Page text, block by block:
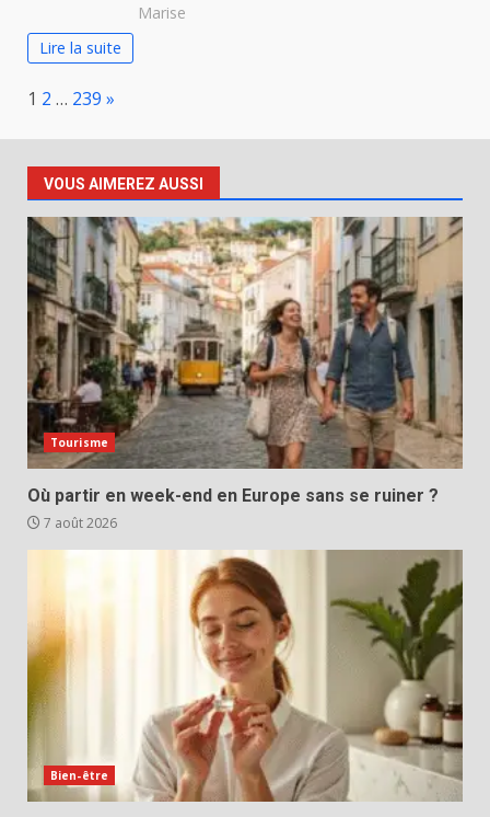
Marise
Lire la suite
Page:
1 2 … 239 Next
»
VOUS AIMEREZ AUSSI
Tourisme
Où partir en week-end en Europe sans se ruiner ?
7 août 2026
Bien-être